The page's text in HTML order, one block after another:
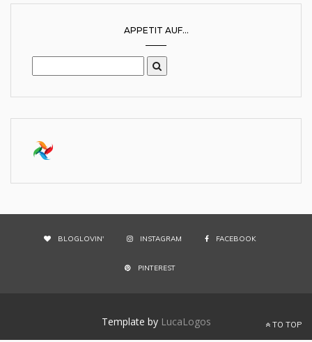
APPETIT AUF...
BLOGLOVIN' INSTAGRAM FACEBOOK
PINTEREST
Template by LucaLogos TO TOP